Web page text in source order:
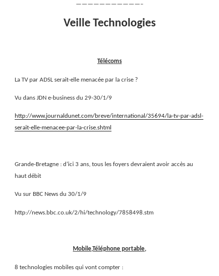
———————————–
Veille Technologies
Télécoms
La TV par ADSL serait-elle menacée par la crise ?
Vu dans JDN e-business du 29-30/1/9
http://www.journaldunet.com/breve/international/35694/la-tv-par-adsl-
serait-elle-menacee-par-la-crise.shtml
Grande-Bretagne : d’ici 3 ans, tous les foyers devraient avoir accès au
haut débit
Vu sur BBC News du 30/1/9
http://news.bbc.co.uk/2/hi/technology/7858498.stm
Mobile,Téléphone portable,
8 technologies mobiles qui vont compter :